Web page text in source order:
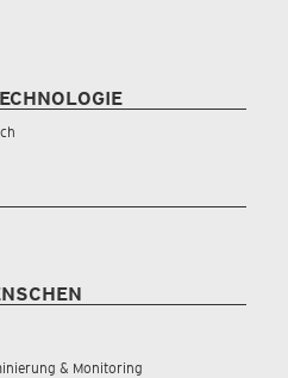
& Monitoring